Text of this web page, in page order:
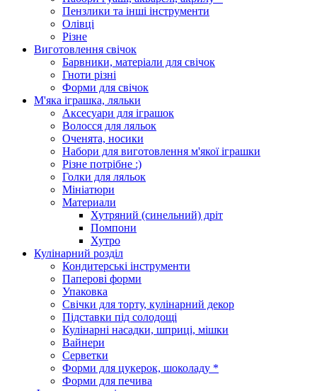
Пензлики та інші інструменти
Олівці
Різне
Виготовлення свічок
Барвники, матеріали для свічок
Гноти різні
Форми для свічок
М'яка іграшка, ляльки
Аксесуари для іграшок
Волосся для ляльок
Оченята, носики
Набори для виготовлення м'якої іграшки
Різне потрібне :)
Голки для ляльок
Мініатюри
Материали
Хутряний (синельний) дріт
Помпони
Хутро
Кулінарний розділ
Кондитерські інструменти
Паперові форми
Упаковка
Свічки для торту, кулінарний декор
Підставки під солодощі
Кулінарні насадки, шприці, мішки
Вайнери
Серветки
Форми для цукерок, шоколаду *
Форми для печива